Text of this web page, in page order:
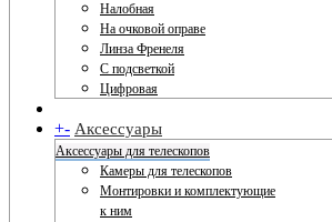
Налобная
На очковой оправе
Линза Френеля
С подсветкой
Цифровая
+- Аксессуары
Аксессуары для телескопов
Камеры для телескопов
Монтировки и комплектующие
к ним